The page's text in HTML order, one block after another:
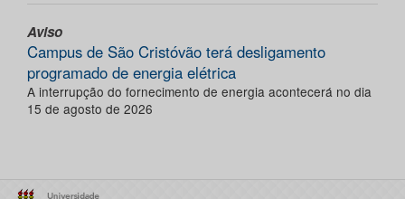
Aviso
Campus de São Cristóvão terá desligamento
programado de energia elétrica
A interrupção do fornecimento de energia acontecerá no dia
15 de agosto de 2026